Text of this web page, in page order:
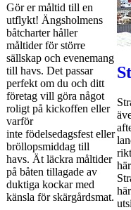
Gör er måltid till en
utflykt! Ängsholmens
båtcharter håller
måltider för större
sällskap och evenemang
till havs. Det passar
perfekt om du och ditt
företag vill göra något
roligt på kickoffen eller
varför
inte födelsedagsfest eller
bröllopsmiddag till
havs. Ät läckra måltider
på båten tillagade av
duktiga kockar med
känsla för skärgårdsmat.